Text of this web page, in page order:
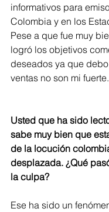
informativos para
Colombia y en los
Pese a que fue muy
logró los objetivos
deseados ya que
ventas no son mi fuerte.
Usted que ha sido
sabe muy bien que
de la locución
desplazada. ¿Qué
la culpa?
Ese ha sido un